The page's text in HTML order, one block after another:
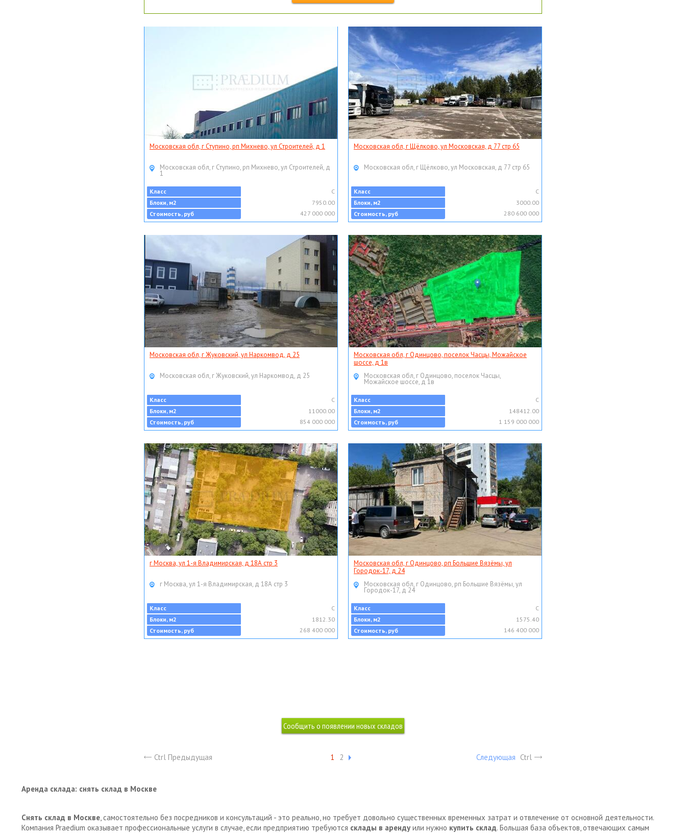
Московская обл, г Ступино, рп Михнево, ул Строителей, д 1
Московская обл, г Ступино, рп Михнево, ул Строителей, д
1
Класс
C
Блоки, м2
7950.00
Стоимость, руб
427 000 000
Московская обл, г Щёлково, ул Московская, д 77 стр 65
Московская обл, г Щёлково, ул Московская, д 77 стр 65
Класс
C
Блоки, м2
3000.00
Стоимость, руб
280 600 000
Московская обл, г Жуковский, ул Наркомвод, д 25
Московская обл, г Жуковский, ул Наркомвод, д 25
Класс
C
Блоки, м2
11000.00
Стоимость, руб
854 000 000
Московская обл, г Одинцово, поселок Часцы, Можайское
шоссе, д 1в
Московская обл, г Одинцово, поселок Часцы,
Можайское шоссе, д 1в
Класс
C
Блоки, м2
148412.00
Стоимость, руб
1 159 000 000
г Москва, ул 1-я Владимирская, д 18А стр 3
г Москва, ул 1-я Владимирская, д 18А стр 3
Класс
C
Блоки, м2
1812.30
Стоимость, руб
268 400 000
Московская обл, г Одинцово, рп Большие Вязёмы, ул
Городок-17, д 24
Московская обл, г Одинцово, рп Большие Вязёмы, ул
Городок-17, д 24
Класс
C
Блоки, м2
1575.40
Стоимость, руб
146 400 000
Ctrl Предыдущая 1 2 Следующая Ctrl
Аренда склада: снять склад в Москве
Снять склад в Москве, самостоятельно без посредников и консультаций - это реально, но требует довольно существенных временных затрат и отвлечение от основной деятельности.
Компания Praedium оказывает профессиональные услуги в случае, если предприятию требуются склады в аренду или нужно купить склад. Большая база объектов, отвечающих самым